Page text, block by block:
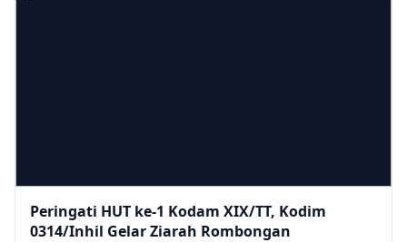
Peringati HUT ke-1 Kodam XIX/TT, Kodim
0314/Inhil Gelar Ziarah Rombongan